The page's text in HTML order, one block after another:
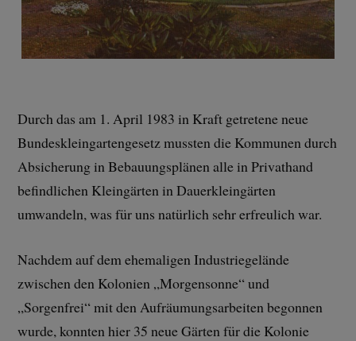
Durch das am 1. April 1983 in Kraft getretene neue
Bundeskleingartengesetz mussten die Kommunen durch
Absicherung in Bebauungsplänen alle in Privathand
befindlichen Kleingärten in Dauerkleingärten
umwandeln, was für uns natürlich sehr erfreulich war.
Nachdem auf dem ehemaligen Industriegelände
zwischen den Kolonien „Morgensonne“ und
„Sorgenfrei“ mit den Aufräumungsarbeiten begonnen
wurde, konnten hier 35 neue Gärten für die Kolonie